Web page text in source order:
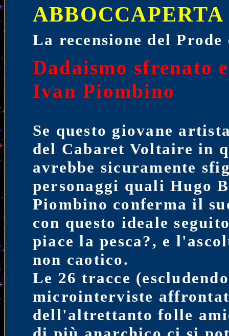
ABBOCCAPERTA
La recensione del
Dadaismo sfrenato
Ivan Piombino
Se questo giovane
del Cabaret Voltaire in
avrebbe sicuramente
personaggi quali Hugo
Piombino conferma il
con questo ideale
piace la pesca?, e
non caotico.
Le 26 tracce
microinterviste
dell'altrettanto folle